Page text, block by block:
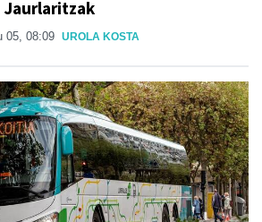
Jaurlaritzak
05, 08:09 UROLA KOSTA